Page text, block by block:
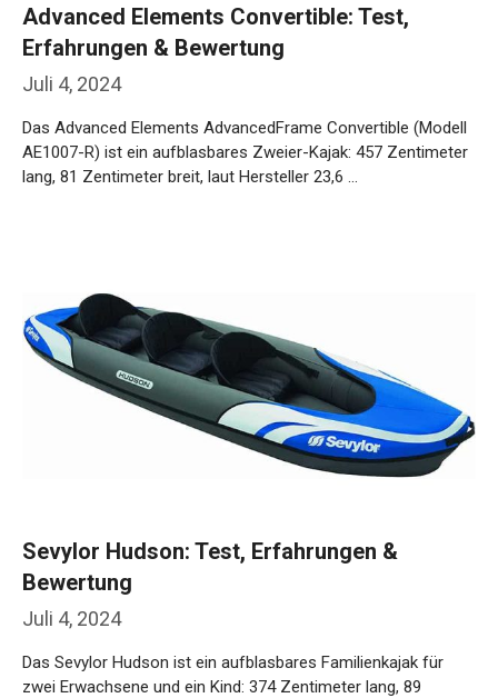
Juli 4, 2024
Advanced Elements Convertible: Test,
Erfahrungen & Bewertung
Das Advanced Elements AdvancedFrame Convertible (Modell
AE1007-R) ist ein aufblasbares Zweier-Kajak: 457 Zentimeter
lang, 81 Zentimeter breit, laut Hersteller 23,6 …
Juli 4, 2024
Sevylor Hudson: Test, Erfahrungen &
Bewertung
Das Sevylor Hudson ist ein aufblasbares Familienkajak für
zwei Erwachsene und ein Kind: 374 Zentimeter lang, 89